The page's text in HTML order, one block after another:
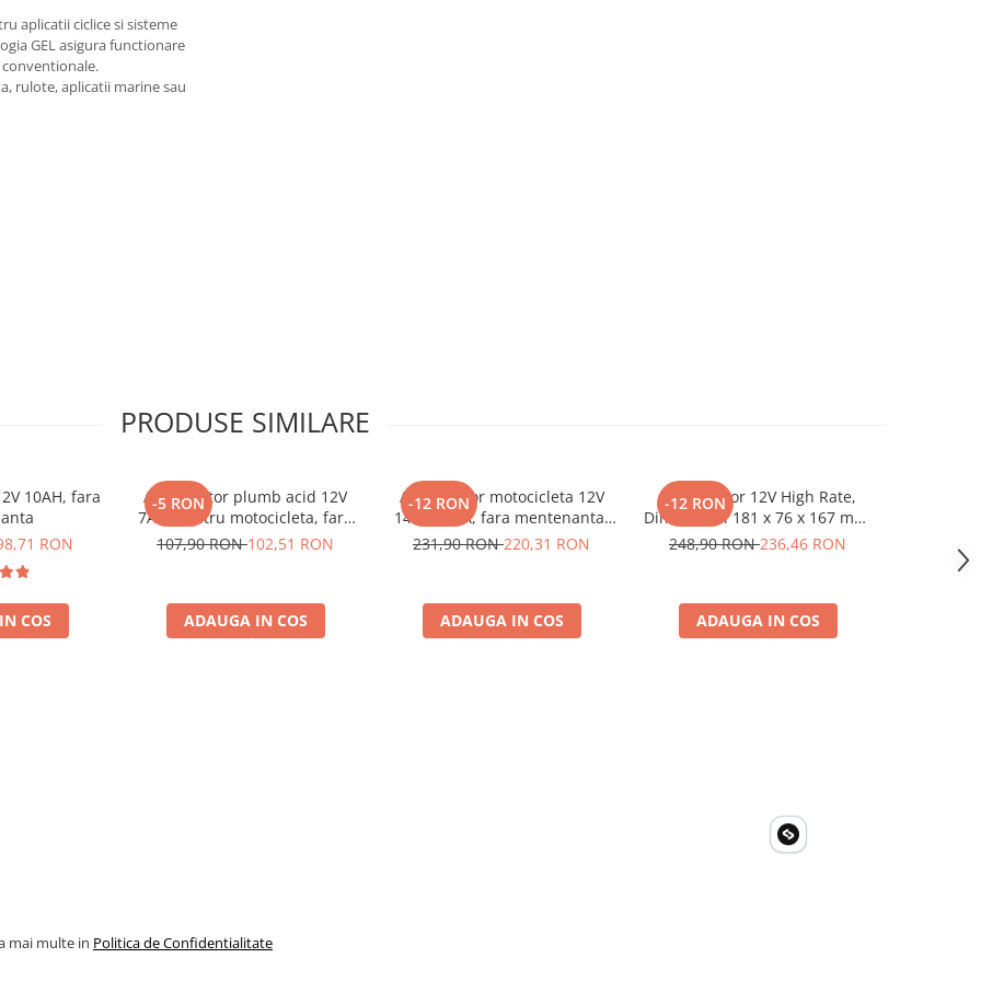
aplicatii ciclice si sisteme
GEL asigura functionare
rulote, aplicatii marine sau
PRODUSE SIMILARE
10AH, fara
RON
COS
-5 RON
Acumulator plumb acid 12V
7Ah, pentru motocicleta, fara
mentenanta, 100 x 160 x 90 mm
107,90 RON102,51 RON
ADAUGA IN COS
-12 RON
Acumulator motocicleta 12V
14Ah 160A, fara mentenanta,
150x87x145 mm
231,90 RON220,31 RON
ADAUGA IN COS
-12 RON
Acumulator 12V High Rate,
Dimensiuni 181 x 76 x 167 mm,
Baterie 12V 23Ah F3, TED
248,90 RON236,46 RON
ADAUGA IN COS
mai multe in Politica de Confidentialitate